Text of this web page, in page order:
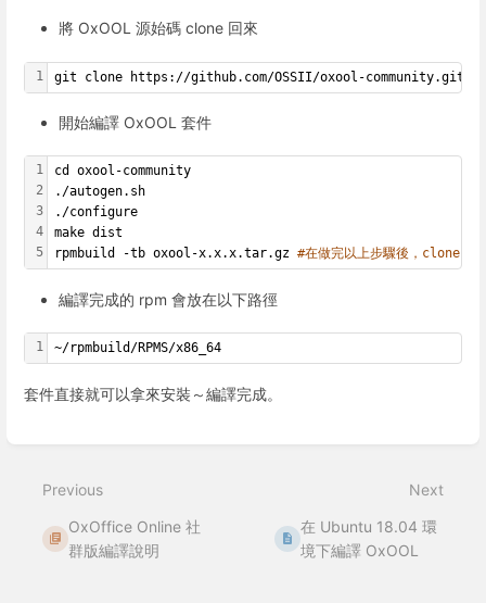
將 OxOOL 源始碼 clone 回來
1 git clone https://github.com/OSSII/oxool-community.git
開始編譯 OxOOL 套件
1
2
3
4
5
cd oxool-community
./autogen.sh
./configure
make dist
rpmbuild -tb oxool-x.x.x.tar.gz #在做完以上步驟後，clone
編譯完成的 rpm 會放在以下路徑
1 ~/rpmbuild/RPMS/x86_64
套件直接就可以拿來安裝～編譯完成。
mode
Previous
OxOffice Online 社
群版編譯說明
Next
在 Ubuntu 18.04 環
境下編譯 OxOOL